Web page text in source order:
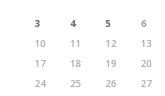
3
4 5 6
10
11 12 13
17
18 19 20
24
25 26 27